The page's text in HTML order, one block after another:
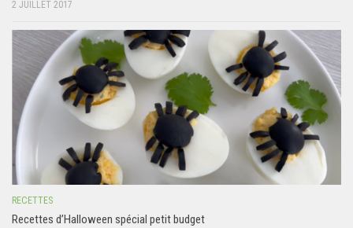
2 JUILLET 2017
RECETTES
Recettes d’Halloween spécial petit budget